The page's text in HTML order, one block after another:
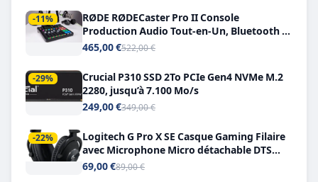
-11%
RØDE RØDECaster Pro II Console
Production Audio Tout-en-Un, Bluetooth et
Double USB-C
465,00 €522,00 €
-29%
Crucial P310 SSD 2To PCIe Gen4 NVMe M.2
2280, jusqu’à 7.100 Mo/s
249,00 €349,00 €
-22%
Logitech G Pro X SE Casque Gaming Filaire
avec Microphone Micro détachable DTS
Headphone X 7.1
69,00 €89,00 €